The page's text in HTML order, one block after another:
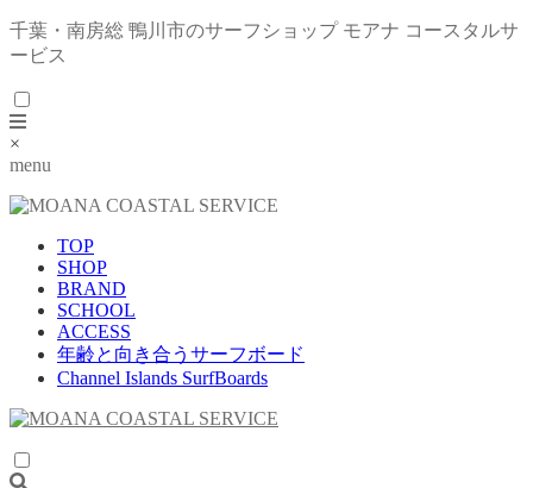
千葉・南房総 鴨川市のサーフショップ モアナ コースタルサ
ービス
×
menu
TOP
SHOP
BRAND
SCHOOL
ACCESS
年齢と向き合うサーフボード
Channel Islands SurfBoards